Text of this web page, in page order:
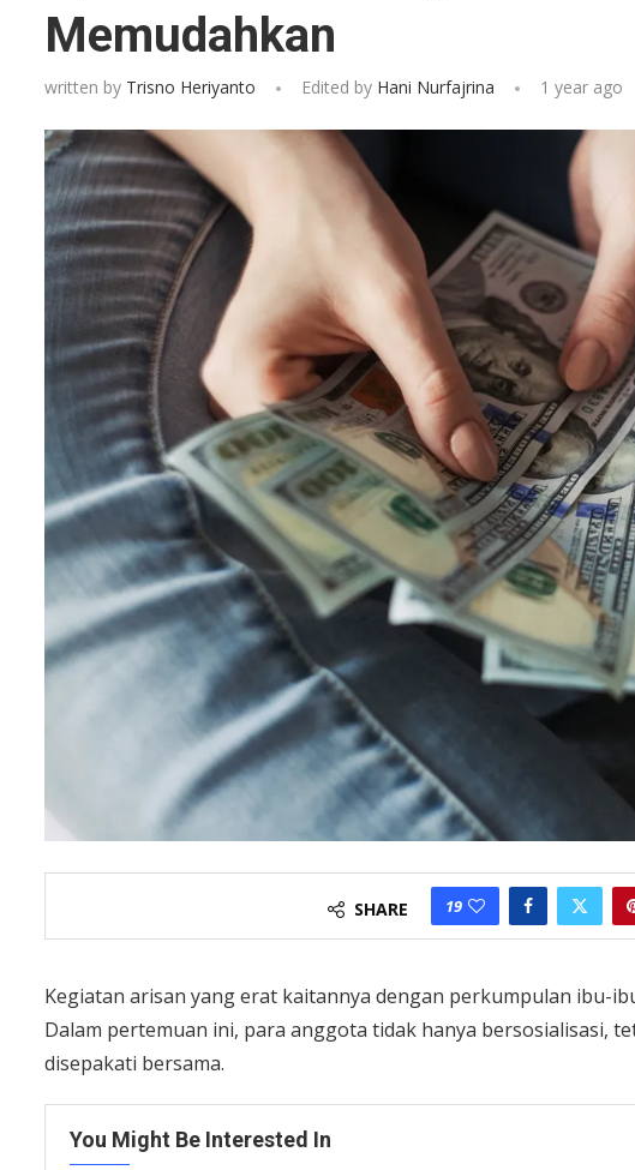
Memudahkan
written by Trisno Heriyanto Edited by Hani Nurfajrina 1 year ago
SHARE 19
Kegiatan arisan yang erat kaitannya dengan perkumpulan ibu-
Dalam pertemuan ini, para anggota tidak hanya bersosialisasi,
disepakati bersama.
You Might Be Interested In